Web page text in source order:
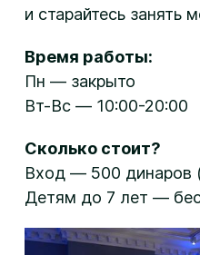
и старайтесь занять
Время работы:
Пн — закрыто
Вт-Вс — 10:00-20:00
Сколько стоит?
Вход — 500 динаров
Детям до 7 лет —